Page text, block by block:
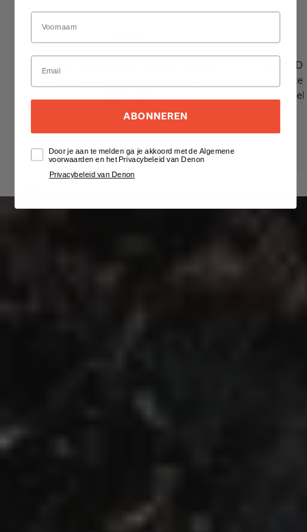
Auro-
ABONNEREN
Door je aan te melden ga je akkoord met de Algemene
voorwaarden en het Privacybeleid van Denon
Privacybeleid van Denon